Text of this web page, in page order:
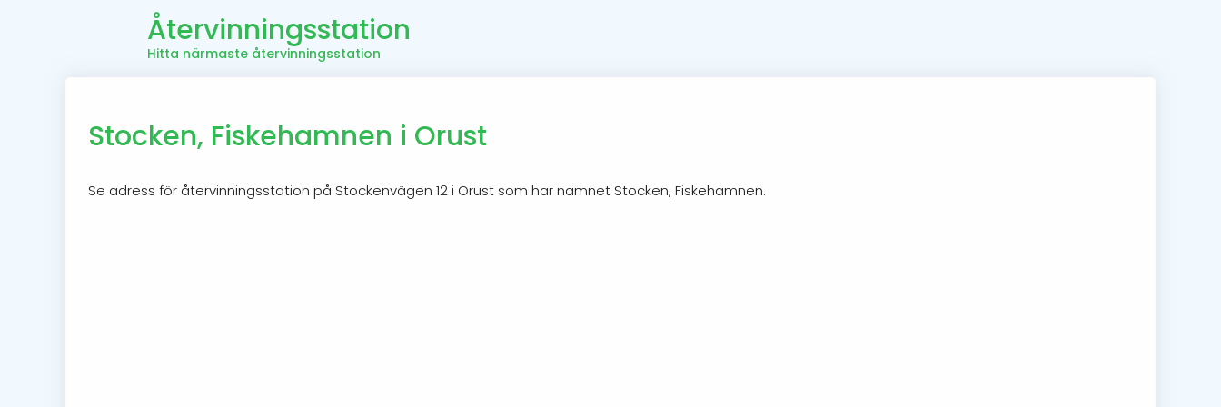
Återvinningsstation
Hitta närmaste återvinningsstation
Stocken, Fiskehamnen i Orust
Se adress för återvinningsstation på Stockenvägen 12 i Orust som har namnet Stocken, Fiskehamnen.